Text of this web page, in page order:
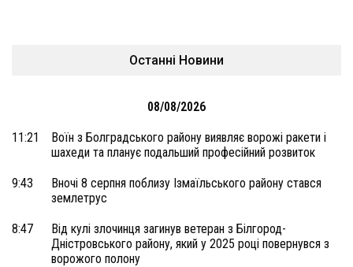
Останні Новини
08/08/2026
11:21
Воїн з Болградського району виявляє ворожі ракети і
шахеди та планує подальший професійний розвиток
9:43
Вночі 8 серпня поблизу Ізмаїльського району стався
землетрус
8:47
Від кулі злочинця загинув ветеран з Білгород-
Дністровського району, який у 2025 році повернувся з
ворожого полону